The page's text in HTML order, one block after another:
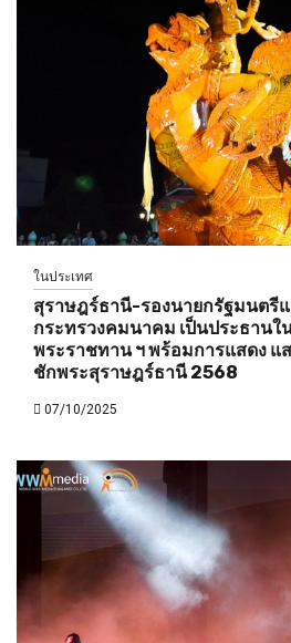
ในประเทศ
สุราษฎร์ธานี-รองนายกรัฐมนตรี
กระทรวงคมนาคม เป็นประธานใ
พระราชทาน ฯ พร้อมการแสดง แส
ชักพระสุราษฎร์ธานี 2568
07/10/2025